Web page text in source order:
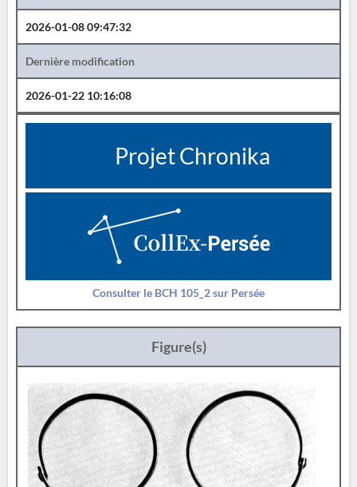
2026-01-08 09:47:32
Dernière modification
2026-01-22 10:16:08
Projet Chronika
Consulter le BCH 105_2 sur Persée
Figure(s)